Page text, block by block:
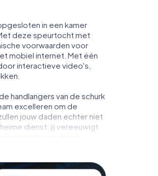
in een kamer
deze speurtocht met
voorwaarden voor
mobiel internet. Met één
interactieve video's,
handlangers van de schurk
excelleren om de
jouw daden echter niet
dienst: jij vereeuwigt
tot jouw eigen